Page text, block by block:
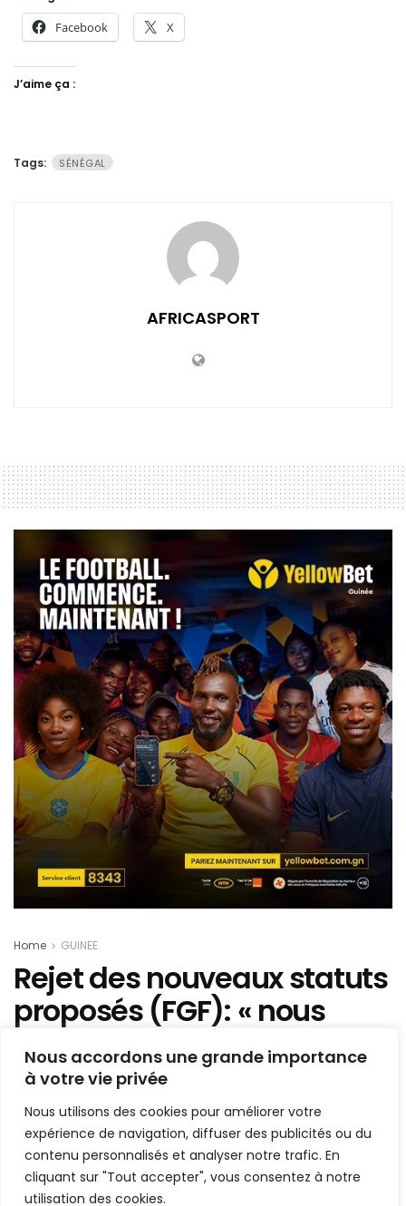
Nous accordons une grande importance
à votre vie privée
Nous utilisons des cookies pour améliorer votre
expérience de navigation, diffuser des publicités ou du
contenu personnalisés et analyser notre trafic. En
cliquant sur "Tout accepter", vous consentez à notre
utilisation des cookies.
Facebook X
J’aime ça :
Tags: SÉNÉGAL
AFRICASPORT
Home GUINEE
Rejet des nouveaux statuts
proposés (FGF): « nous
espérons inverser la
tendance… » VP Conor
Mis en ligne parHamidou Bangoura
14 novembre 2022
Temps de lecture:3 minutes
A A